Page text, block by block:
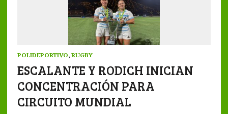
POLIDEPORTIVO, RUGBY
ESCALANTE Y RODICH INICIAN
CONCENTRACIÓN PARA
CIRCUITO MUNDIAL